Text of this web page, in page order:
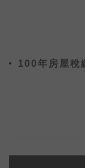
100年房屋稅